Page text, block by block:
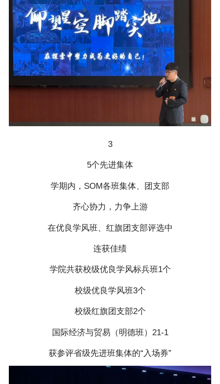
3
5个先进集体
学期内，SOM各班集体、团支部
齐心协力，力争上游
在优良学风班、红旗团支部评选中
连获佳绩
学院共获校级优良学风标兵班1个
校级优良学风班3个
校级红旗团支部2个
国际经济与贸易（明德班）21-1
获参评省级先进班集体的“入场券”